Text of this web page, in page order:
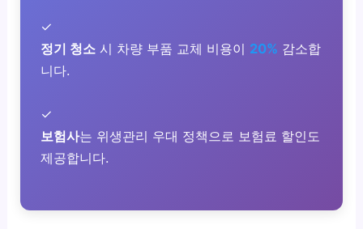
✓
정기 청소 시 차량 부품 교체 비용이 20% 감소합
니다.
✓
보험사는 위생관리 우대 정책으로 보험료 할인도
제공합니다.